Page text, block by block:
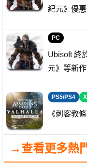
紀元》優
PC
Ubisoft 終
元》等新
PS5/PS4
《刺客教
→查看更多熱